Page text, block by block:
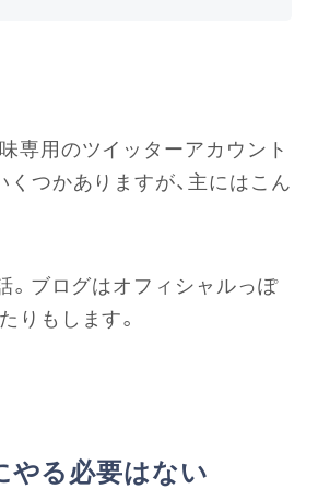
専用のツイッターアカウント
くつかありますが、主にはこん
。ブログはオフィシャルっぽ
りもします。
やる必要はない